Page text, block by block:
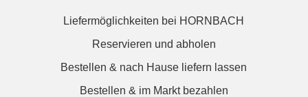
Liefermöglichkeiten bei HORNBACH
Reservieren und abholen
Bestellen & nach Hause liefern lassen
Bestellen & im Markt bezahlen